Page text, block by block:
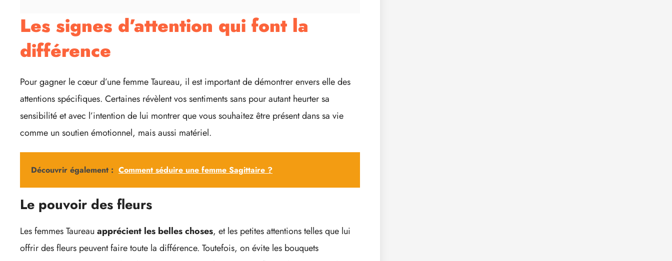
Les signes d’attention qui font la
différence
Pour gagner le cœur d’une femme Taureau, il est important de démontrer envers elle des
attentions spécifiques. Certaines révèlent vos sentiments sans pour autant heurter sa
sensibilité et avec l’intention de lui montrer que vous souhaitez être présent dans sa vie
comme un soutien émotionnel, mais aussi matériel.
Découvrir également : Comment séduire une femme Sagittaire ?
Le pouvoir des fleurs
Les femmes Taureau apprécient les belles choses, et les petites attentions telles que lui
offrir des fleurs peuvent faire toute la différence. Toutefois, on évite les bouquets